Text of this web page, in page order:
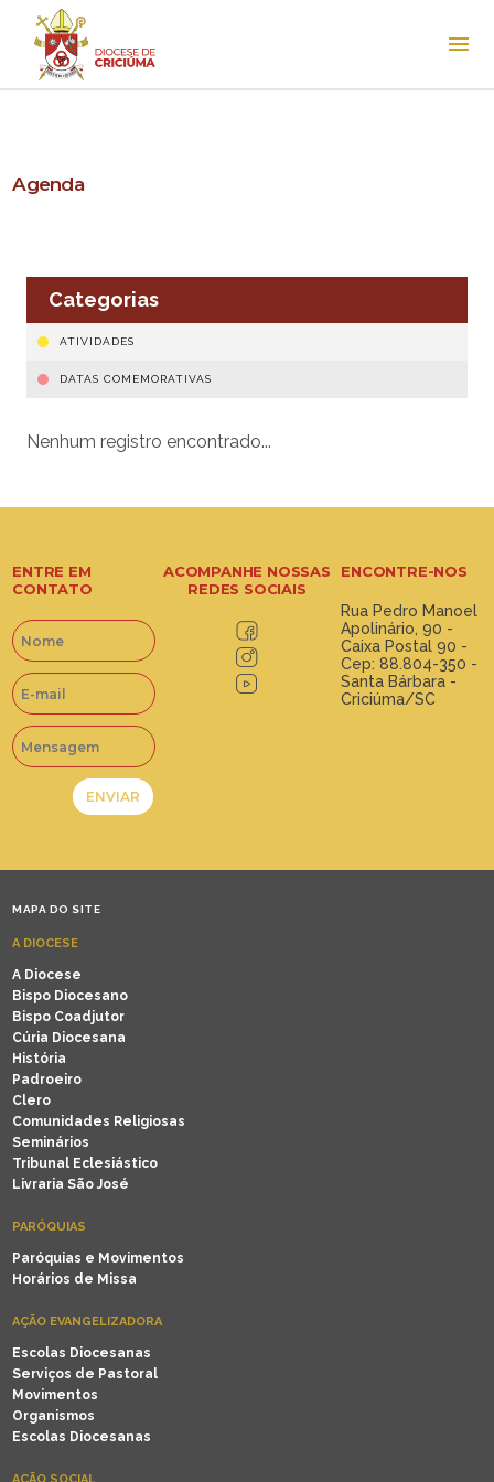
Agenda
Categorias
ATIVIDADES
DATAS COMEMORATIVAS
Nenhum registro encontrado...
ENTRE EM
CONTATO
ACOMPANHE NOSSAS
REDES SOCIAIS
ENCONTRE-NOS
Rua Pedro Manoel
Apolinário, 90 -
Caixa Postal 90 -
Cep: 88.804-350 -
Santa Bárbara -
Criciúma/SC
MAPA DO SITE
A DIOCESE
A Diocese
Bispo Diocesano
Bispo Coadjutor
Cúria Diocesana
História
Padroeiro
Clero
Comunidades Religiosas
Seminários
Tribunal Eclesiástico
Livraria São José
PARÓQUIAS
Paróquias e Movimentos
Horários de Missa
AÇÃO EVANGELIZADORA
Escolas Diocesanas
Serviços de Pastoral
Movimentos
Organismos
Escolas Diocesanas